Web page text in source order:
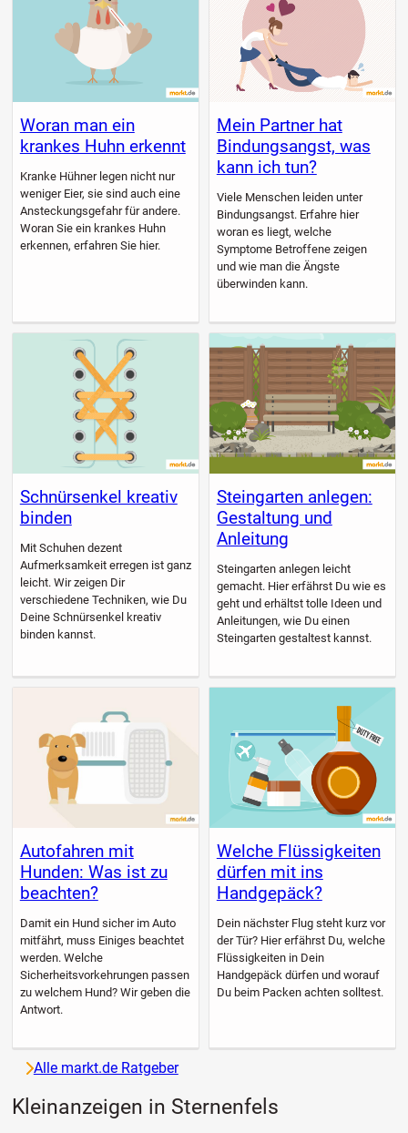
Woran man ein
krankes Huhn erkennt
Kranke Hühner legen nicht nur
weniger Eier, sie sind auch eine
Ansteckungsgefahr für andere.
Woran Sie ein krankes Huhn
erkennen, erfahren Sie hier.
Mein Partner hat
Bindungsangst, was
kann ich tun?
Viele Menschen leiden unter
Bindungsangst. Erfahre hier
woran es liegt, welche
Symptome Betroffene zeigen
und wie man die Ängste
überwinden kann.
Schnürsenkel kreativ
binden
Mit Schuhen dezent
Aufmerksamkeit erregen ist ganz
leicht. Wir zeigen Dir
verschiedene Techniken, wie Du
Deine Schnürsenkel kreativ
binden kannst.
Steingarten anlegen:
Gestaltung und
Anleitung
Steingarten anlegen leicht
gemacht. Hier erfährst Du wie es
geht und erhältst tolle Ideen und
Anleitungen, wie Du einen
Steingarten gestaltest kannst.
Autofahren mit
Hunden: Was ist zu
beachten?
Damit ein Hund sicher im Auto
mitfährt, muss Einiges beachtet
werden. Welche
Sicherheitsvorkehrungen passen
zu welchem Hund? Wir geben die
Antwort.
Welche Flüssigkeiten
dürfen mit ins
Handgepäck?
Dein nächster Flug steht kurz vor
der Tür? Hier erfährst Du, welche
Flüssigkeiten in Dein
Handgepäck dürfen und worauf
Du beim Packen achten solltest.
Alle markt.de Ratgeber
Kleinanzeigen in Sternenfels